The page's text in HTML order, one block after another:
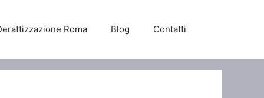
Roma Blog Contatti